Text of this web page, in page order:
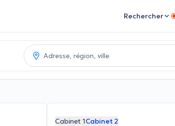
Rechercher
Cabinet 1Cabinet 2